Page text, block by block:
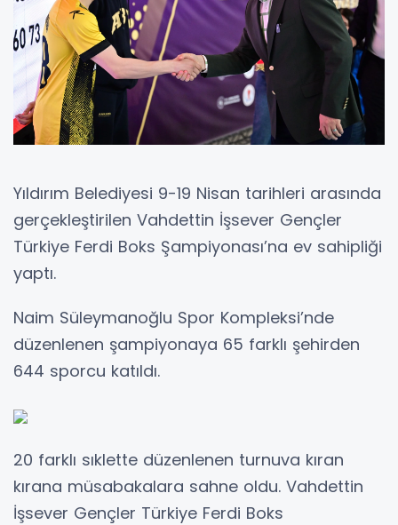
Yıldırım Belediyesi 9-19 Nisan tarihleri arasında
gerçekleştirilen Vahdettin İşsever Gençler
Türkiye Ferdi Boks Şampiyonası’na ev sahipliği
yaptı.
Naim Süleymanoğlu Spor Kompleksi’nde
düzenlenen şampiyonaya 65 farklı şehirden
644 sporcu katıldı.
20 farklı sıklette düzenlenen turnuva kıran
kırana müsabakalara sahne oldu. Vahdettin
İşsever Gençler Türkiye Ferdi Boks